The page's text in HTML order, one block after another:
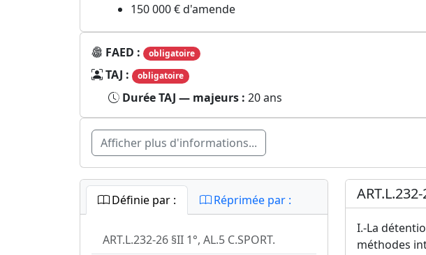
150 000 € d'amende
FAED : obligatoire
TAJ : obligatoire
Durée TAJ — majeurs : 20 ans
Afficher plus d'informations...
Définie par : Réprimée par :
ART.L.232-26 §II 1°, AL.5 C.SPORT.
I.-La
méthodes